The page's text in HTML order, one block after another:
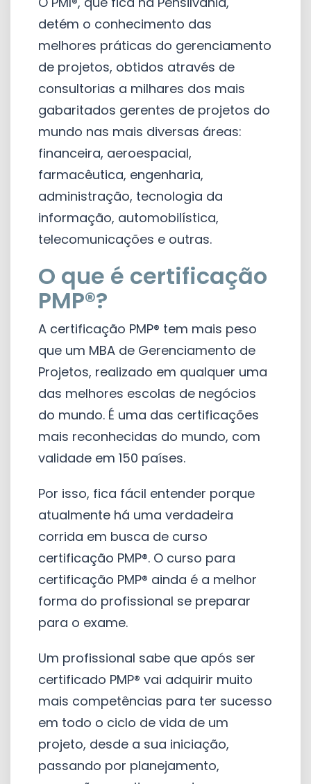
detém o conhecimento das
melhores práticas do gerenciamento
de projetos, obtidos através de
consultorias a milhares dos mais
gabaritados gerentes de projetos do
mundo nas mais diversas áreas:
financeira, aeroespacial,
farmacêutica, engenharia,
administração, tecnologia da
informação, automobilística,
telecomunicações e outras.
O que é certificação
PMP®?
A certificação PMP® tem mais peso
que um MBA de Gerenciamento de
Projetos, realizado em qualquer uma
das melhores escolas de negócios
do mundo. É uma das certificações
mais reconhecidas do mundo, com
validade em 150 países.
Por isso, fica fácil entender porque
atualmente há uma verdadeira
corrida em busca de curso
certificação PMP®. O curso para
certificação PMP® ainda é a melhor
forma do profissional se preparar
para o exame.
Um profissional sabe que após ser
certificado PMP® vai adquirir muito
mais competências para ter sucesso
em todo o ciclo de vida de um
projeto, desde a sua iniciação,
passando por planejamento,